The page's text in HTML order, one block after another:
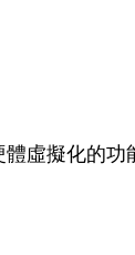
虛擬化的功